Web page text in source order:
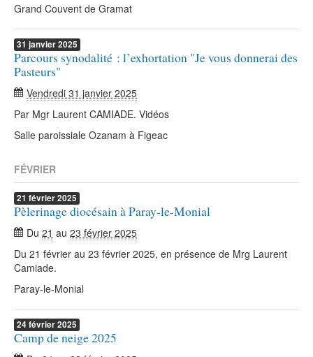
Grand Couvent de Gramat
31 janvier2025
Parcours synodalité : l’exhortation "Je vous donnerai des
Pasteurs"
Vendredi 31 janvier 2025
Par Mgr Laurent CAMIADE. Vidéos
Salle paroissiale Ozanam à Figeac
FÉVRIER
21 février2025
Pèlerinage diocésain à Paray-le-Monial
Du 21 au 23 février 2025
Du 21 février au 23 février 2025, en présence de Mrg Laurent
Camiade.
Paray-le-Monial
24février2025
Camp de neige 2025